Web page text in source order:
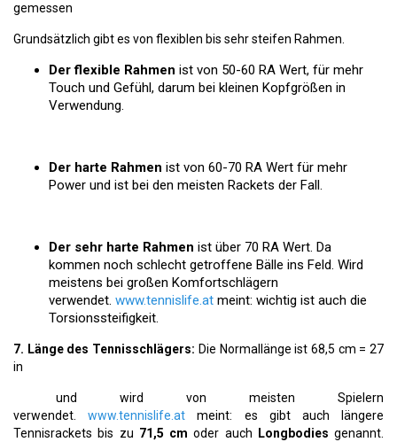
gemessen
Grundsätzlich gibt es von flexiblen bis sehr steifen Rahmen.
Der flexible Rahmen ist von 50-60 RA Wert, für mehr
Touch und Gefühl, darum bei kleinen Kopfgrößen in
Verwendung.
Der harte Rahmen ist von 60-70 RA Wert für mehr
Power und ist bei den meisten Rackets der Fall.
Der sehr harte Rahmen ist über 70 RA Wert. Da
kommen noch schlecht getroffene Bälle ins Feld. Wird
meistens bei großen Komfortschlägern
verwendet. www.tennislife.at meint: wichtig ist auch die
Torsionssteifigkeit.
7. Länge des Tennisschlägers: Die Normallänge ist 68,5 cm = 27
in
und wird von meisten Spielern
verwendet.www.tennislife.at meint: es gibt auch längere
Tennisrackets bis zu 71,5 cm oder auch Longbodies genannt.